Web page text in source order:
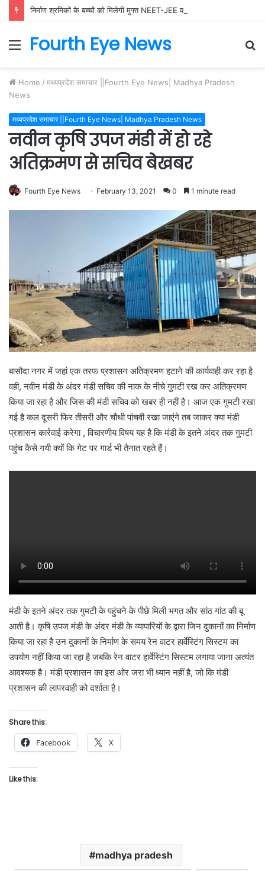
Menu
Fourth Eye News
Home / मध्यप्रदेश समाचार ||Fourth Eye News| Madhya Pradesh
News
मध्यप्रदेश समाचार ||Fourth Eye News| Madhya Pradesh News
नवीन कृषि उपज मंडी में हो रहे
अतिक्रमण से सचिव बेखबर
Fourth Eye News February 13, 2021 0 1 minute read
बासौदा नगर में जहां एक तरफ प्रशासन अतिक्रमण हटाने की कार्यवाही कर रहा है
वही, नवीन मंडी के अंदर मंडी सचिव की नाक के नीचे गुमटी रख कर अतिक्रमण
किया जा रहा है और जिस की मंडी सचिव को खबर ही नहीं है। आज एक गुमटी रखा
गई है कल दूसरी फिर तीसरी और चौथी पांचवी रखा जाएंगे तब जाकर क्या मंडी
प्रशासन कार्रवाई करेगा , विचारणीय विषय यह है कि मंडी के इतने अंदर तक गुमटी
पहुंच कैसे गयी क्यों कि गेट पर गार्ड भी तैनात रहते हैं।
मंडी के इतने अंदर तक गुमटी के पहुंचने के पीछे मिली भगत और सांठ गांठ की बू
आती है। कृषि उपज मंडी के अंदर मंडी के व्यापारियों के द्वारा जिन दुकानों का निर्माण
किया जा रहा है उन दुकानों के निर्माण के समय रेन वाटर हार्वेस्टिंग सिस्टम का
उपयोग नहीं किया जा रहा है जबकि रेन वाटर हार्वेस्टिंग सिस्टम लगाया जाना अत्यंत
आवश्यक है। मंडी प्रशासन का इस ओर जरा भी ध्यान नहीं है, जो कि मंडी
प्रशासन की लापरवाही को दर्शाता है।
Share this:
Facebook X
Like this:
madhya pradesh